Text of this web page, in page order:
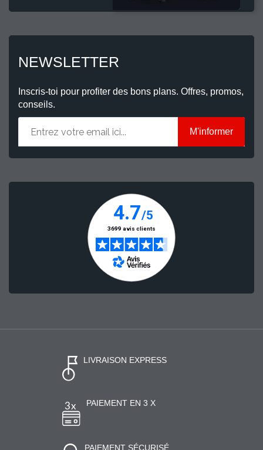
NEWSLETTER
Inscris-toi pour profiter des bons plans. Offres, promos,
conseils.
M'informer
LIVRAISON EXPRESS
PAIEMENT EN 3 X
PAIEMENT SÉCURISÉ